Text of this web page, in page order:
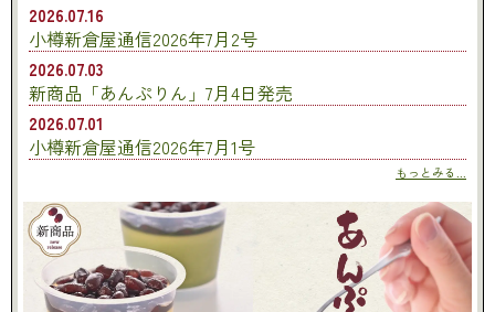
2026.07.16
小樽新倉屋通信2026年7月2号
2026.07.03
新商品「あんぷりん」7月4日発売
2026.07.01
小樽新倉屋通信2026年7月1号
もっとみる...